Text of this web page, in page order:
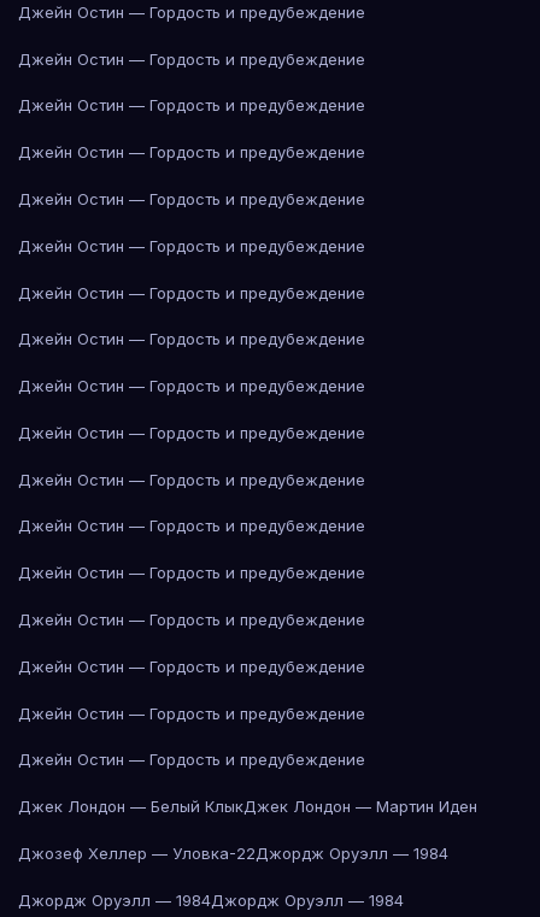
Джейн Остин — Гордость и предубеждение
Джейн Остин — Гордость и предубеждение
Джейн Остин — Гордость и предубеждение
Джейн Остин — Гордость и предубеждение
Джейн Остин — Гордость и предубеждение
Джейн Остин — Гордость и предубеждение
Джейн Остин — Гордость и предубеждение
Джейн Остин — Гордость и предубеждение
Джейн Остин — Гордость и предубеждение
Джейн Остин — Гордость и предубеждение
Джейн Остин — Гордость и предубеждение
Джейн Остин — Гордость и предубеждение
Джейн Остин — Гордость и предубеждение
Джейн Остин — Гордость и предубеждение
Джейн Остин — Гордость и предубеждение
Джейн Остин — Гордость и предубеждение
Джейн Остин — Гордость и предубеждение
Джек Лондон — Белый КлыкДжек Лондон — Мартин Иден
Джозеф Хеллер — Уловка-22Джордж Оруэлл — 1984
Джордж Оруэлл — 1984Джордж Оруэлл — 1984